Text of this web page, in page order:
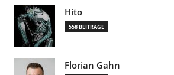
Hito
558 BEITRÄGE
Florian Gahn